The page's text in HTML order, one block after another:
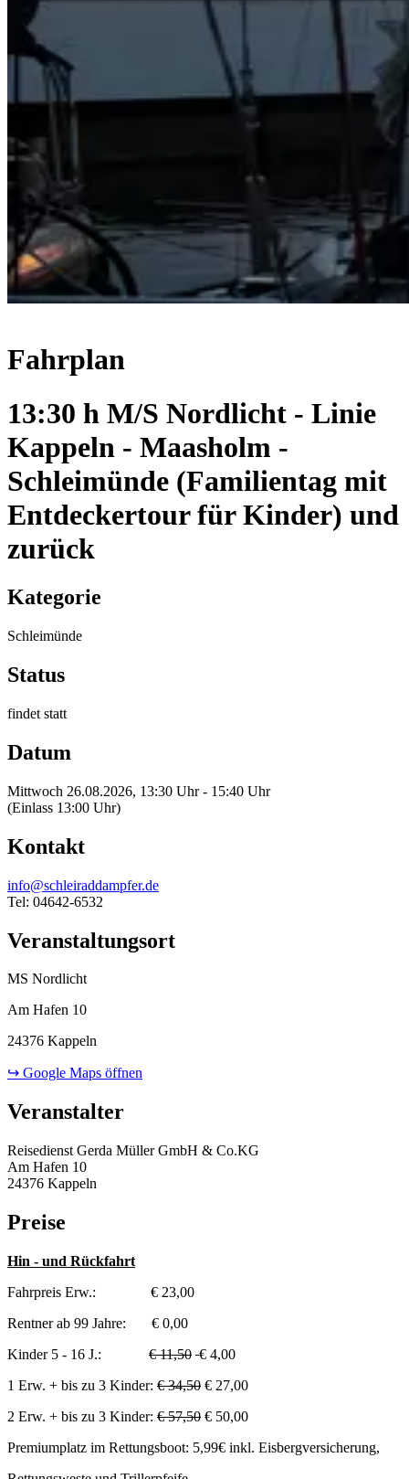
Fahrplan
13:30 h M/S Nordlicht - Linie
Kappeln - Maasholm -
Schleimünde (Familientag mit
Entdeckertour für Kinder) und
zurück
Kategorie
Schleimünde
Status
findet statt
Datum
Mittwoch 26.08.2026, 13:30 Uhr - 15:40 Uhr
(Einlass 13:00 Uhr)
Kontakt
info@schleiraddampfer.de
Tel: 04642-6532
Veranstaltungsort
MS Nordlicht
Am Hafen 10
24376 Kappeln
↪ Google Maps öffnen
Veranstalter
Reisedienst Gerda Müller GmbH & Co.KG
Am Hafen 10
24376 Kappeln
Preise
Hin - und Rückfahrt
Fahrpreis Erw.: € 23,00
Rentner ab 99 Jahre: € 0,00
Kinder 5 - 16 J.: € 11,50 € 4,00
1 Erw. + bis zu 3 Kinder: € 34,50 € 27,00
2 Erw. + bis zu 3 Kinder: € 57,50 € 50,00
Premiumplatz im Rettungsboot: 5,99€ inkl. Eisbergversicherung,